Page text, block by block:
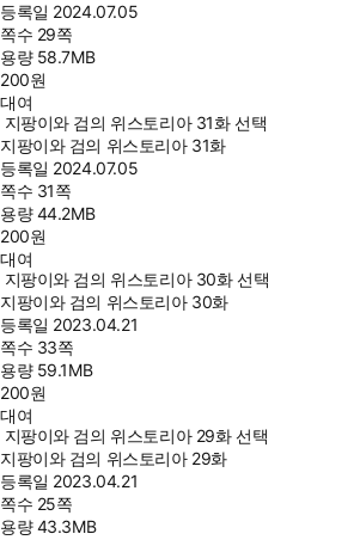
등록일 2024.07.05
쪽수 29쪽
용량 58.7MB
200원
대여
지팡이와 검의 위스토리아 31화 선택
지팡이와 검의 위스토리아 31화
등록일 2024.07.05
쪽수 31쪽
용량44.2MB
200원
대여
지팡이와 검의 위스토리아 30화 선택
지팡이와 검의 위스토리아 30화
등록일 2023.04.21
쪽수 33쪽
용량 59.1MB
200원
대여
지팡이와 검의 위스토리아 29화 선택
지팡이와 검의 위스토리아 29화
등록일 2023.04.21
쪽수 25쪽
용량43.3MB